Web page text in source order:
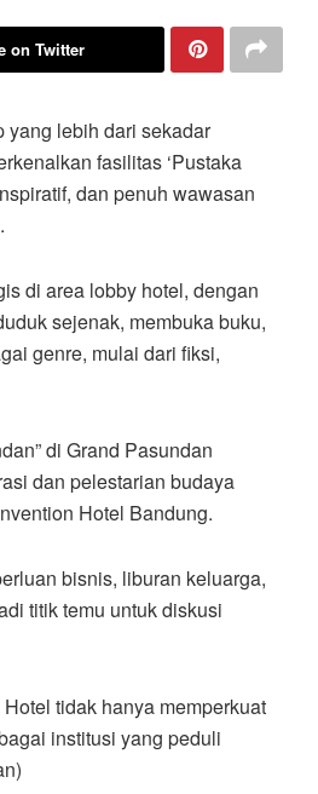
on Twitter
yang lebih dari sekadar
fasilitas ‘Pustaka
dan penuh wawasan
di area lobby hotel, dengan
sejenak, membuka buku,
genre, mulai dari fiksi,
di Grand Pasundan
dan pelestarian budaya
Hotel Bandung.
bisnis, liburan keluarga,
titik temu untuk diskusi
tidak hanya memperkuat
institusi yang peduli